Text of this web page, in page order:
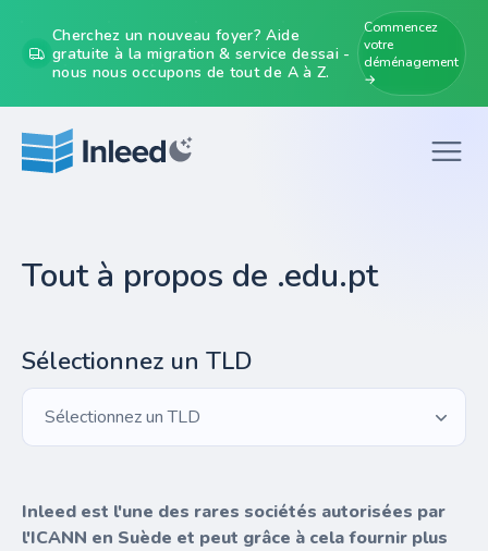
Cherchez un nouveau foyer? Aide
gratuite à la migration & service dessai -
nous nous occupons de tout de A à Z.
Commencez
votre
déménagement
→
Tout à propos de .edu.pt
Sélectionnez un TLD
Sélectionnez un TLD
Inleed est l'une des rares sociétés autorisées par
l'ICANN en Suède et peut grâce à cela fournir plus